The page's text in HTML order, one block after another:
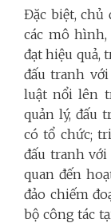
Đặc biệt,
các mô
đạt hiệu quả,
đấu tranh
luật nổi lên
quản lý, đấu
có tổ chức;
đấu tranh
quan đến
đảo chiếm
bộ công tác